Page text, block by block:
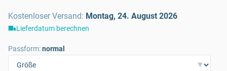
Kostenloser Versand: Montag, 24. August 2026
Lieferdatum berechnen
Passform:normal